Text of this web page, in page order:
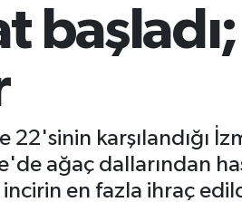
22'sinin karşılandığı
ağaç dallarından
incirin en fazla ihraç